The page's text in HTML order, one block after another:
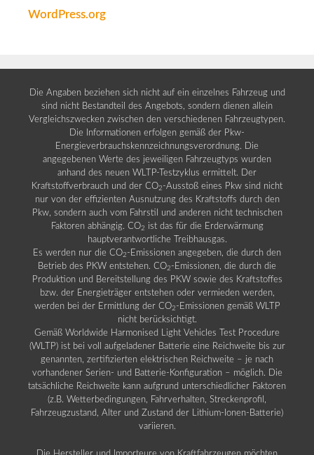
WordPress.org
Die Angaben beziehen sich nicht auf ein einzelnes Fahrzeug und
sind nicht Bestandteil des Angebots, sondern dienen allein
Vergleichszwecken zwischen den verschiedenen Fahrzeugtypen.
Die Informationen erfolgen gemäß der Pkw-
Energieverbrauchskennzeichnungsverordnung. Die
angegebenen Werte des jeweiligen Fahrzeugtyps wurden
anhand des neuen WLTP-Testzyklus ermittelt. Der
Kraftstoffverbrauch und der CO2 -Ausstoß eines Pkw sind nicht
nur von der effizienten Ausnutzung des Kraftstoffs durch den
Pkw, sondern auch vom Fahrstil und anderen nicht technischen
Faktoren abhängig. CO2 ist das für die Erderwärmung
hauptverantwortliche Treibhausgas.
Es werden nur die CO2 -Emissionen angegeben, die durch den
Betrieb des PKW entstehen. CO2 -Emissionen, die durch die
Produktion und Bereitstellung des PKW sowie des Kraftstoffes
bzw. der Energieträger entstehen oder vermieden werden,
werden bei der Ermittlung der CO2 -Emissionen gemäß WLTP
nicht berücksichtigt.
Gemäß Worldwide Harmonised Light Vehicles Test Procedure
(WLTP) ist bei voll aufgeladener Batterie eine Reichweite bis zur
genannten, zertifizierten elektrischen Reichweite – je nach
vorhandener Serien- und Batterie-Konfiguration – möglich. Die
tatsächliche Reichweite kann aufgrund unterschiedlicher Faktoren
(z.B. Wetterbedingungen, Fahrverhalten, Streckenprofil,
Fahrzeugzustand, Alter und Zustand der Lithium-Ionen-Batterie)
variieren.